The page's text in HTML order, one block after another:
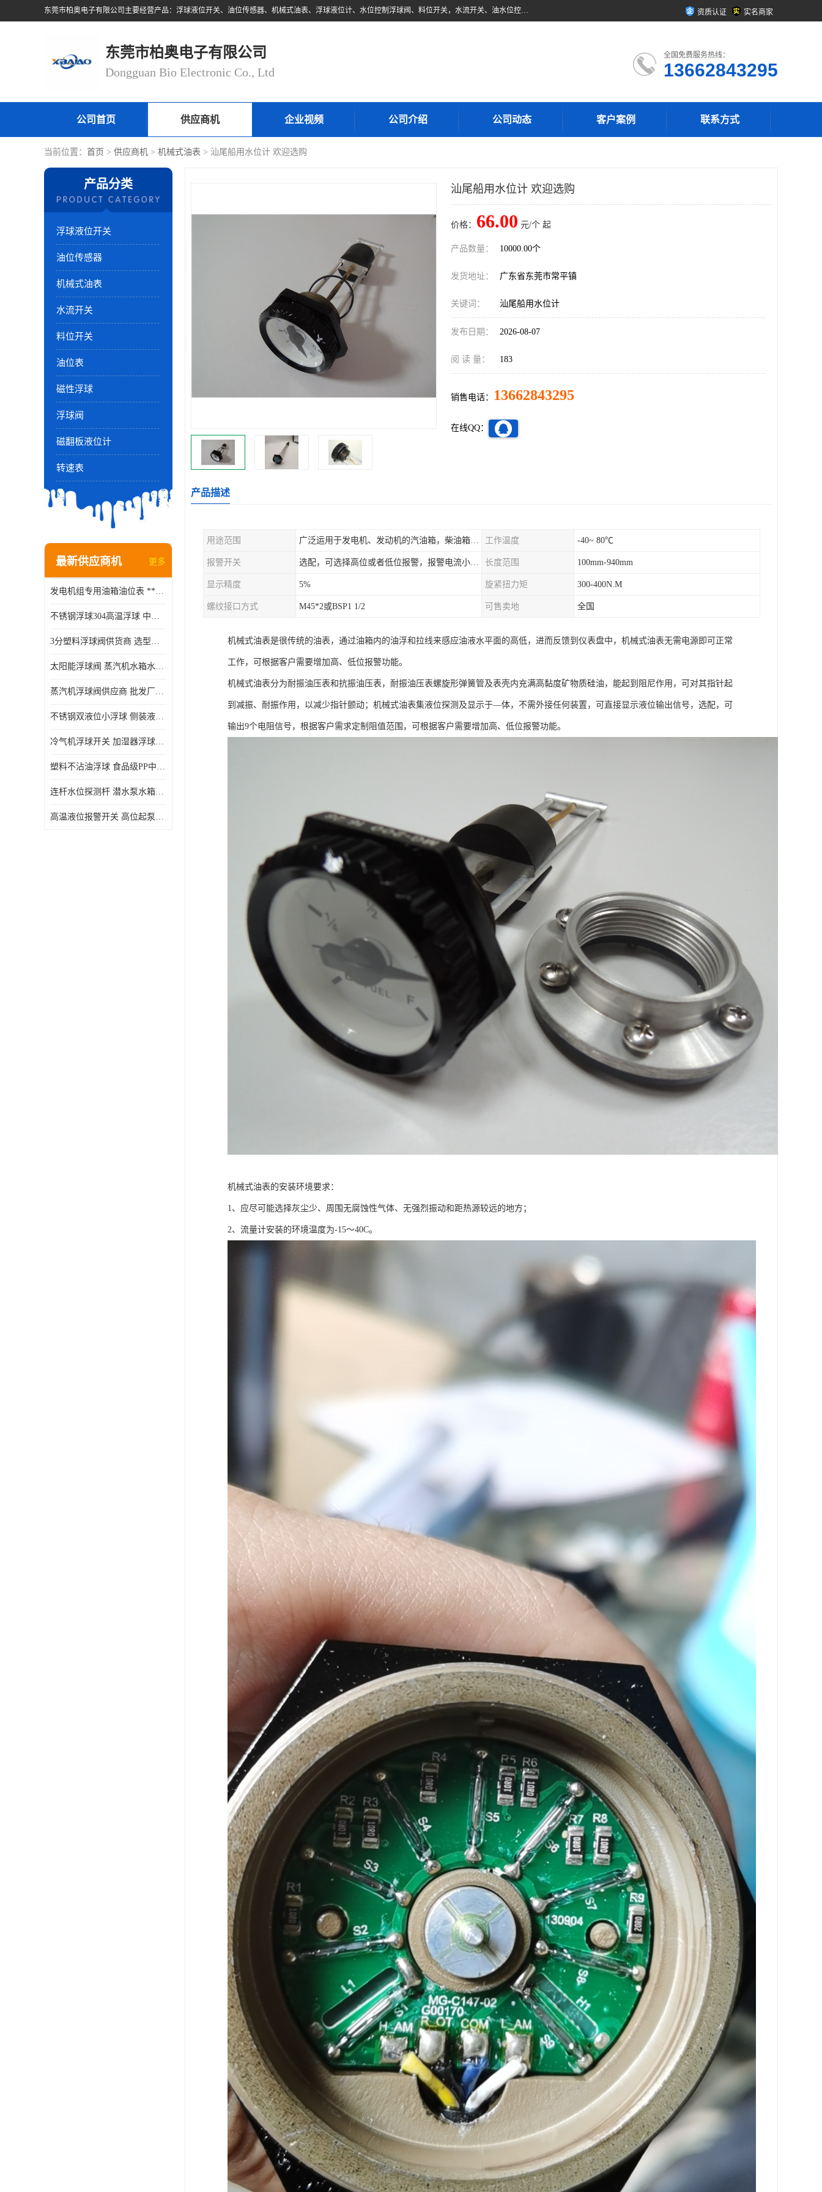
东莞市柏奥电子有限公司主要经营产品：浮球液位开关、油位传感器、机械式油表、浮球液位计、水位控制浮球阀、料位开关，水流开关、油水位控制配套仪表等。柏奥电子，您可信赖的合作伙伴 资质认证 实名商家
东莞市柏奥电子有限公司
Dongguan Bio Electronic Co., Ltd
全国免费服务热线：
13662843295
公司首页 供应商机 企业视频 公司介绍 公司动态 客户案例 联系方式
当前位置： 首页 > 供应商机 > 机械式油表 > 汕尾船用水位计 欢迎选购
产品分类
浮球液位开关
油位传感器
机械式油表
水流开关
料位开关
油位表
磁性浮球
浮球阀
磁翻板液位计
转速表
最新供应商机 更多
发电机组专用油箱油位表 **指针式机械式油表
不锈钢浮球304高温浮球 中空磁性浮球 规格齐全
3分塑料浮球阀供货商 选型说明
太阳能浮球阀 蒸汽机水箱水位控制阀 规格齐全
蒸汽机浮球阀供应商 批发厂家 支持定制
不锈钢双液位小浮球 侧装液位开关 金属304/316材质
冷气机浮球开关 加湿器浮球磁环 闪电发货
塑料不沾油浮球 食品级PP中空浮球302514
连杆水位探测杆 潜水泵水箱水位控制器 非标定制
高温液位报警开关 高位起泵低水位停泵 不锈钢浮球开关
汕尾船用水位计 欢迎选购
价格： 66.00 元/个 起
产品数量： 10000.00个
发货地址： 广东省东莞市常平镇
关键词： 汕尾船用水位计
发布日期： 2026-08-07
阅 读 量： 183
销售电话： 13662843295
在线QQ：
产品描述
用途范围 广泛运用于发电机、发动机的汽油箱，柴油箱，液压站，水箱上 工作温度 -40~ 80℃
报警开关 选配，可选择高位或者低位报警，报警电流小于500mA，报警点可设在9/10和1/10位置 长度范围 100mm-940mm
显示精度 5% 旋紧扭力矩 300-400N.M
螺纹接口方式 M45*2或BSP1 1/2 可售卖地 全国
机械式油表是很传统的油表，通过油箱内的油浮和拉线来感应油液水平面的高低，进而反馈到仪表盘中，机械式油表无需电源即可正常
工作，可根据客户需要增加高、低位报警功能。
机械式油表分为耐振油压表和抗振油压表，耐振油压表螺旋形弹簧管及表壳内充满高黏度矿物质硅油，能起到阻尼作用，可对其指针起
到减振、耐振作用，以减少指针颤动；机械式油表集液位探测及显示于—体，不需外接任何装置，可直接显示液位输出信号，选配，可
输出9个电阻信号，根据客户需求定制阻值范围，可根据客户需要增加高、低位报警功能。
机械式油表的安装环境要求：
1、应尽可能选择灰尘少、周围无腐蚀性气体、无强烈振动和距热源较远的地方；
2、流量计安装的环境温度为-15～40C。